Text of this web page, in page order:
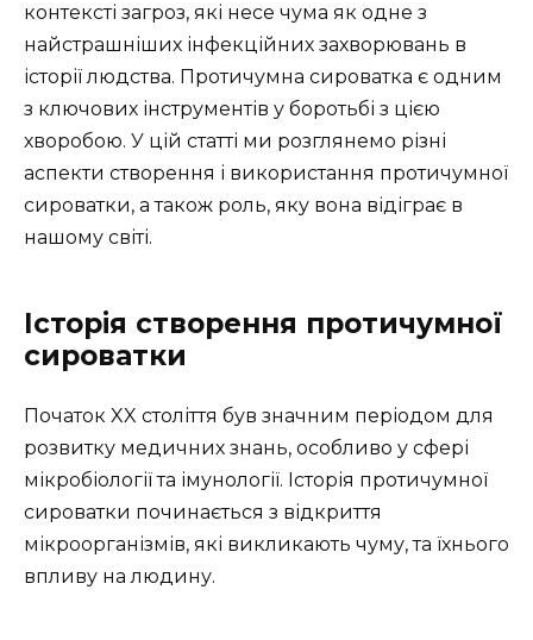
контексті загроз, які несе чума як одне з
найстрашніших інфекційних захворювань в
історії людства. Протичумна сироватка є одним
з ключових інструментів у боротьбі з цією
хворобою. У цій статті ми розглянемо різні
аспекти створення і використання протичумної
сироватки, а також роль, яку вона відіграє в
нашому світі.
Історія створення протичумної
сироватки
Початок XX століття був значним періодом для
розвитку медичних знань, особливо у сфері
мікробіології та імунології. Історія протичумної
сироватки починається з відкриття
мікроорганізмів, які викликають чуму, та їхнього
впливу на людину.